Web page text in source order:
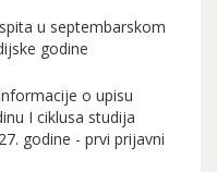
u septembarskom
godine
o upisu
I ciklusa studija
godine - prvi prijavni